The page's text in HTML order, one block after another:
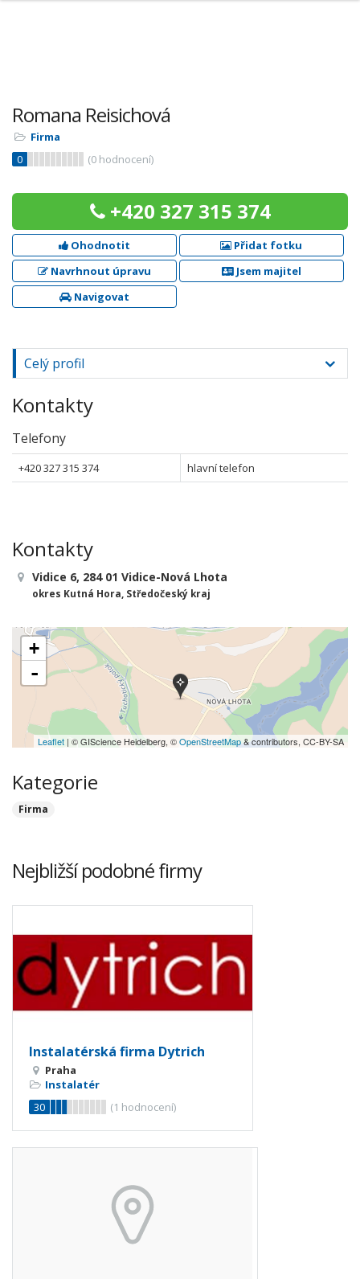
Romana Reisichová
Firma
0
(0 hodnocení)
+420 327 315 374
Ohodnotit
Přidat fotku
Navrhnout úpravu
Jsem majitel
Navigovat
Celý profil
Kontakty
Telefony
+420 327 315 374 hlavní telefon
Kontakty
Vidice 6, 284 01 Vidice-Nová Lhota
okres Kutná Hora, Středočeský kraj
+
-
Leaflet | © GIScience Heidelberg, ©OpenStreetMap& contributors, CC-BY-SA
Kategorie
Firma
Nejbližší podobné firmy
Instalatérská firma Dytrich
Praha
Instalatér
30
(1 hodnocení)